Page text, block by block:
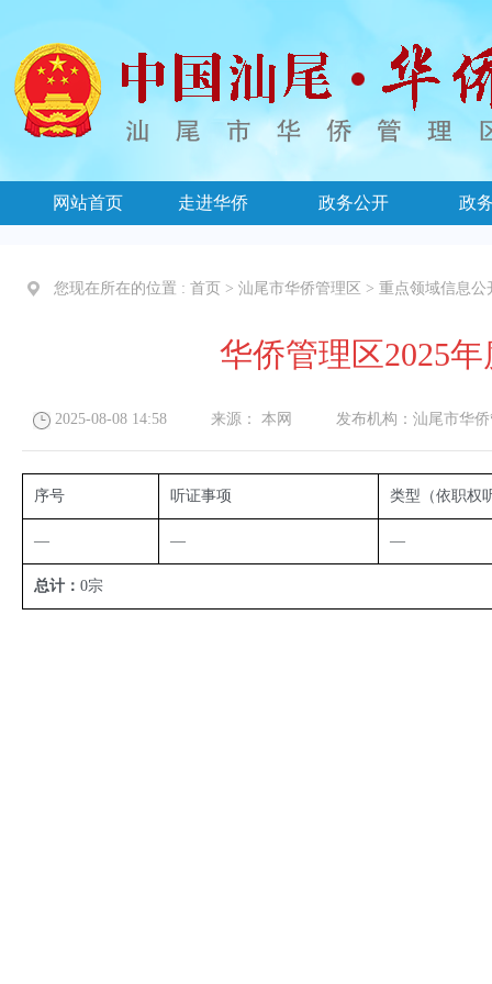
网站首页 走进华侨 政务公开 政
您现在所在的位置 : 首页 > 汕尾市华侨管理区 > 重点领域信息公
华侨管理区2025
2025-08-08 14:58 来源： 本网 发布机构： 汕尾市华
序号 听证事项 类型（依职权
— — —
总计： 0宗